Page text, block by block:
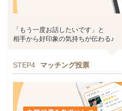
「もう一度お話したいです」と
相手から好印象の気持ちが伝わる♪
STEP4 マッチング投票